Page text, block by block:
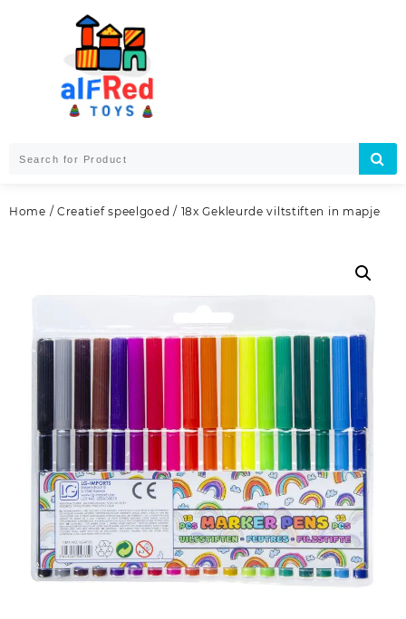
Home / Creatief speelgoed / 18x Gekleurde viltstiften in mapje